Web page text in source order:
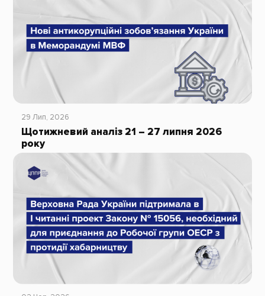
29 Лип, 2026
Щотижневий аналіз 21 – 27 липня 2026
року